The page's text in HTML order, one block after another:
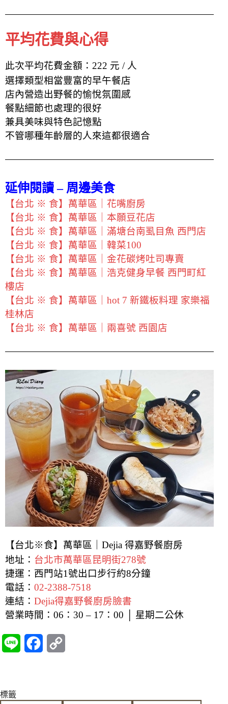
平均花費與心得
此次平均花費金額：222 元 / 人
選擇類型相當豐富的早午餐店
店內營造出野餐的愉悅氛圍感
餐點細節也處理的很好
兼具美味與特色記憶點
不管哪種年齡層的人來這都很適合
延伸閱讀 – 周邊美食
【台北 ※ 食】萬華區｜花嘴廚房
【台北 ※ 食】萬華區｜本願豆花店
【台北 ※ 食】萬華區｜滿塘台南虱目魚 西門店
【台北 ※ 食】萬華區｜韓菜100
【台北 ※ 食】萬華區｜金花碳烤吐司專賣
【台北 ※ 食】萬華區｜浩克健身早餐 西門町紅
樓店
【台北 ※ 食】萬華區｜hot 7 新鐵板料理 家樂福
桂林店
【台北 ※ 食】萬華區｜兩喜號 西園店
【台北※食】萬華區｜Dejia 得嘉野餐廚房
地址： 台北市萬華區昆明街278號
捷運：西門站1號出口步行約8分鐘
電話： 02-2388-7518
連結： Dejia得嘉野餐廚房臉書
營業時間：06：30 – 17：00 │ 星期二公休
e e y
標籤